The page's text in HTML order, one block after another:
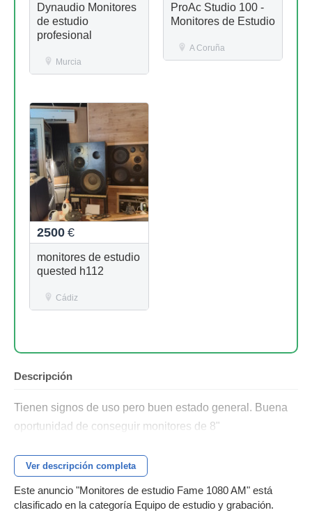
Dynaudio Monitores
de estudio
profesional
Murcia
ProAc Studio 100 -
Monitores de Estudio
A Coruña
2500 €
monitores de estudio
quested h112
Cádiz
Descripción
Tienen signos de uso pero buen estado general. Buena
oportunidad de conseguir monitores de 8"
Ver descripción completa
Este anuncio "Monitores de estudio Fame 1080 AM" está
clasificado en la categoría Equipo de estudio y grabación.